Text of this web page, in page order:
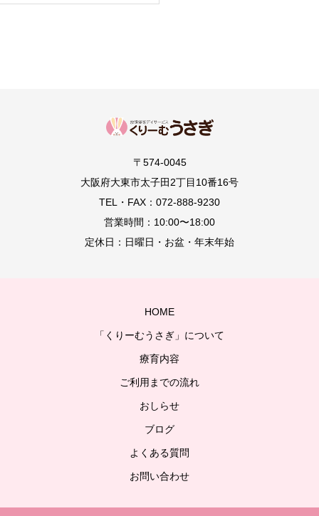
〒574-0045
大阪府大東市太子田2丁目10番16号
TEL・FAX：072-888-9230
営業時間：10:00〜18:00
定休日：日曜日・お盆・年末年始
HOME
「くりーむうさぎ」について
療育内容
ご利用までの流れ
おしらせ
ブログ
よくある質問
お問い合わせ